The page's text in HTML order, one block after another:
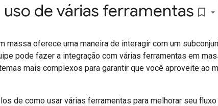
uso de várias ferramentas bookmark_border
massa oferece uma maneira de interagir com um
pode fazer a integração com várias ferramentas em
mais complexos para garantir que você aproveite ao
de como usar várias ferramentas para melhorar seu fluxo